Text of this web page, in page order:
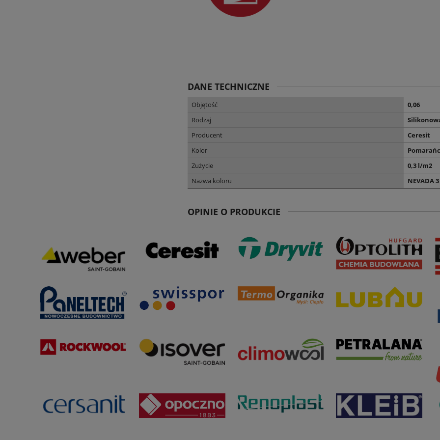
DANE TECHNICZNE
Objętość
0,06
Rodzaj
Producent
Ceresit
Kolor
Zużycie
0,3 l/m2
Nazwa koloru
NEVADA 3
OPINIE O PRODUKCIE